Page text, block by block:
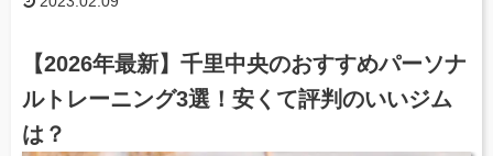
【2026年最新】千里中央のおすすめパーソナ
ルトレーニング3選！安くて評判のいいジム
は？